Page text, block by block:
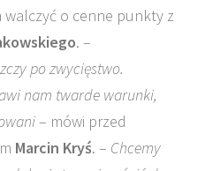
o cenne punkty z
. –
po zwycięstwo.
nam twarde warunki,
– mówi przed
Marcin Kryś. – Chcemy